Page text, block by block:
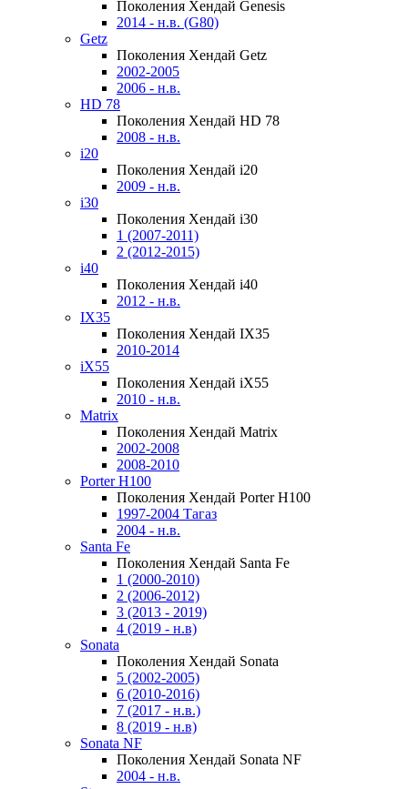
Поколения Хендай Genesis
2014 - н.в. (G80)
Getz
Поколения Хендай Getz
2002-2005
2006 - н.в.
HD 78
Поколения Хендай HD 78
2008 - н.в.
i20
Поколения Хендай i20
2009 - н.в.
i30
Поколения Хендай i30
1 (2007-2011)
2 (2012-2015)
i40
Поколения Хендай i40
2012 - н.в.
IX35
Поколения Хендай IX35
2010-2014
iX55
Поколения Хендай iX55
2010 - н.в.
Matrix
Поколения Хендай Matrix
2002-2008
2008-2010
Porter H100
Поколения Хендай Porter H100
1997-2004 Тагаз
2004 - н.в.
Santa Fe
Поколения Хендай Santa Fe
1 (2000-2010)
2 (2006-2012)
3 (2013 - 2019)
4 (2019 - н.в)
Sonata
Поколения Хендай Sonata
5 (2002-2005)
6 (2010-2016)
7 (2017 - н.в.)
8 (2019 - н.в)
Sonata NF
Поколения Хендай Sonata NF
2004 - н.в.